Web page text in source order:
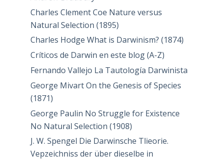
Charles Clement Coe Nature versus
Natural Selection (1895)
Charles Hodge What is Darwinism? (1874)
Críticos de Darwin en este blog (A-Z)
Fernando Vallejo La Tautología Darwinista
George Mivart On the Genesis of Species
(1871)
George Paulin No Struggle for Existence
No Natural Selection (1908)
J. W. Spengel Die Darwinsche Tlieorie.
Vepzeichniss der über dieselbe in